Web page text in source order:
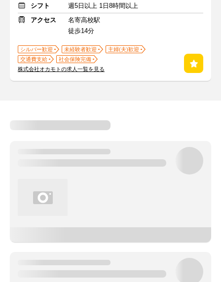
シフト
週5日以上 1日8時間以上
アクセス
名寄高校駅
徒歩14分
シルバー歓迎 未経験者歓迎
主婦(夫)歓迎
交通費支給
社会保険完備
株式会社オカモトの求人一覧を見る